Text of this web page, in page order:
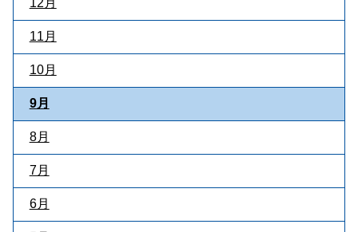
12月
11月
10月
9月
8月
7月
6月